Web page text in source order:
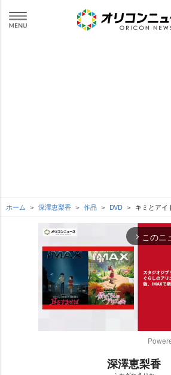
ホーム 深澤恵梨香 作品 DVD キミとアイ
arrow_forward_ios このニ
深澤恵梨香